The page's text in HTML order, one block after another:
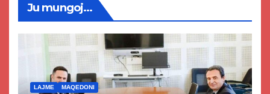
Ju mungoj...
LAJME MAQEDONI